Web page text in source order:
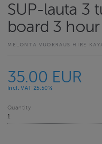
SUP-lauta 3
board 3 hour
MELONTA VUOKRAUS HIRE
35.00 EUR
Incl. VAT 25.50%
Quantity